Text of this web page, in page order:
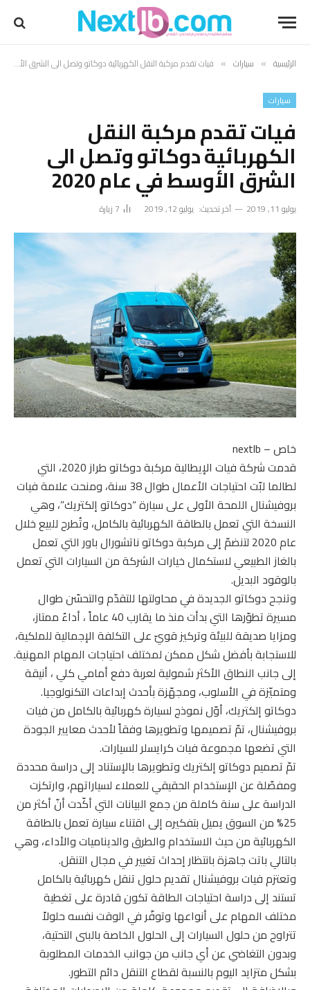
الرئيسية » سيارات » فيات تقدم مركبة النقل الكهربائية دوكاتو وتصل الى الشرق الأوسط في عام 2020
سيارات
فيات تقدم مركبة النقل
الكهربائية دوكاتو وتصل الى
الشرق الأوسط في عام 2020
يوليو 11, 2019 آخر تحديث: يوليو 12, 2019 7 زيارة
خاص – nextlb
قدمت شركة فيات الإيطالية مركبة دوكاتو طراز 2020، التي
لطالما لبّت احتياجات الأعمال طوال 38 سنة، ومنحت علامة فيات
بروفيشنال اللمحة الأولى على سيارة “دوكاتو إلكتريك”، وهي
النسخة التي تعمل بالطاقة الكهربائية بالكامل، وتُطرح للبيع خلال
عام 2020 لتنضمّ إلى مركبة دوكاتو ناتشورال باور التي تعمل
بالغاز الطبيعي لاستكمال خيارات الشركة من السيارات التي تعمل
بالوقود البديل.
وتنجح دوكاتو الجديدة في محاولتها للتقدّم والتحسّن طوال
مسيرة تطوّرها التي بدأت منذ ما يقارب 40 عاماً ، أداءٌ ممتاز،
ومزايا صديقة للبيئة وتركيز قويّ على التكلفة الإجمالية للملكية،
للاستجابة بأفضل شكل ممكن لمختلف احتياجات المهام المهنية.
إلى جانب النطاق الأكثر شمولية لعربة دفع أمامي كلي ، أنيقة
ومتميّزة في الأسلوب، ومجهّزة بأحدث إبداعات التكنولوجيا.
دوكاتو إلكتريك، أوّل نموذج لسيارة كهربائية بالكامل من فيات
بروفيشنال، تمّ تصميمها وتطويرها وفقاً لأحدث معايير الجودة
التي تضعها مجموعة فيات كرايسلر للسيارات.
تمّ تصميم دوكاتو إلكتريك وتطويرها بالإستناد إلى دراسة محددة
ومفصّلة عن الإستخدام الحقيقي للعملاء لسياراتهم، وارتكزت
الدراسة على سنة كاملة من جمع البيانات التي أكّدت أنّ أكثر من
25% من السوق يميل بتفكيره إلى اقتناء سيارة تعمل بالطاقة
الكهربائية من حيث الاستخدام والطرق والديناميات والأداء، وهي
بالتالي باتت جاهزة بانتظار إحداث تغيير في مجال التنقل.
وتعتزم فيات بروفيشنال تقديم حلول تنقل كهربائية بالكامل
تستند إلى دراسة احتياجات الطاقة تكون قادرة على تغطية
مختلف المهام على أنواعها وتوفّر في الوقت نفسه حلولاً
تتراوح من حلول السيارات إلى الحلول الخاصة بالبنى التحتية،
وبدون التغاضي عن أي جانب من جوانب الخدمات المطلوبة
بشكل متزايد اليوم بالنسبة لقطاع التنقل دائم التطور.